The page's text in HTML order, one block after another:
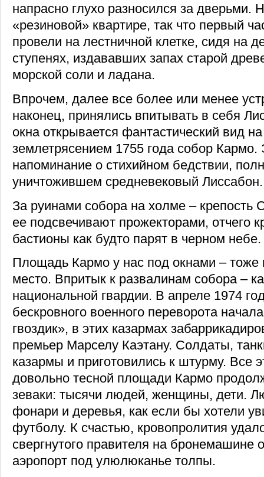
напрасно глухо разносился за дверьми.
«резиновой» квартире, так что первый
провели на лестничной клетке, сидя на
ступенях, издававших запах старой
морской соли и ладана.
Впрочем, далее все более или менее
наконец, принялись впитывать в себя
окна открывается фантастический вид
землетрясением 1755 года собор Кармо.
напоминание о стихийном бедствии,
уничтожившем средневековый Лиссабон.
За руинами собора на холме –
ее подсвечивают прожекторами, отчего
бастионы как будто парят в черном небе.
Площадь Кармо у нас под окнами – тоже
место. Впритык к развалинам собора –
национальной гвардии. В апреле 1974
бескровного военного переворота
гвоздик», в этих казармах
премьер Марселу Каэтану. Солдаты,
казармы и приготовились к штурму. Все
довольно тесной площади Кармо
зеваки: тысячи людей, женщины, дети.
фонари и деревья, как если бы хотели
футболу. К счастью, кровопролития
свергнутого правителя на бронемашине
аэропорт под улюлюканье толпы.